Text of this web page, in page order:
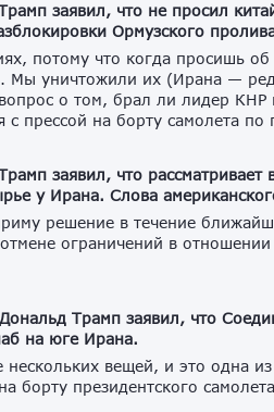
заявил, что не просил
Ормузского
потому что когда просишь
Мы уничтожили их (Ирана —
о том, брал ли лидер КНР
с прессой на борту самолета
заявил, что рассматривает
у Ирана. Слова
решение в течение
ограничений в
Трамп заявил, что
на юге Ирана.
нескольких вещей, и это одна
борту президентского